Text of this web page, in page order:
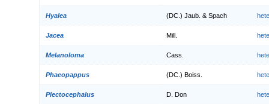
Hyalea (DC.) Jaub. & Spach
Jacea Mill.
Melanoloma Cass.
Phaeopappus (DC.) Boiss.
Plectocephalus D. Don